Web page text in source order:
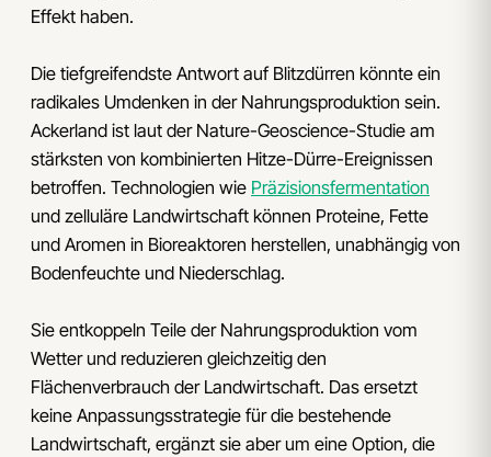
Effekt haben.
Die tiefgreifendste Antwort auf Blitzdürren könnte ein
radikales Umdenken in der Nahrungsproduktion sein.
Ackerland ist laut der Nature-Geoscience-Studie am
stärksten von kombinierten Hitze-Dürre-Ereignissen
betroffen. Technologien wie Präzisionsfermentation
und zelluläre Landwirtschaft können Proteine, Fette
und Aromen in Bioreaktoren herstellen, unabhängig von
Bodenfeuchte und Niederschlag.
Sie entkoppeln Teile der Nahrungsproduktion vom
Wetter und reduzieren gleichzeitig den
Flächenverbrauch der Landwirtschaft. Das ersetzt
keine Anpassungsstrategie für die bestehende
Landwirtschaft, ergänzt sie aber um eine Option, die